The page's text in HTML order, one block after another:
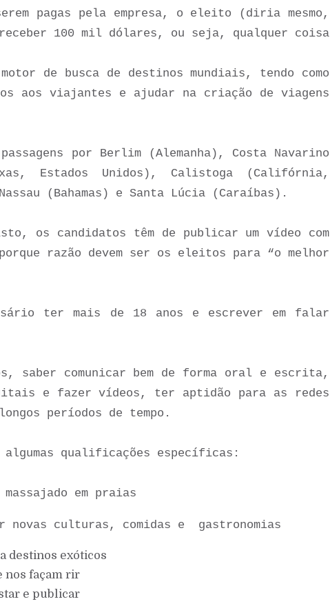
pagas pela empresa, o eleito (diria mesmo,
100 mil dólares, ou seja, qualquer coisa
de busca de destinos mundiais, tendo como
aos viajantes e ajudar na criação de viagens
por Berlim (Alemanha), Costa Navarino
Estados Unidos), Calistoga (Califórnia,
(Bahamas) e Santa Lúcia (Caraíbas).
os candidatos têm de publicar um vídeo com
razão devem ser os eleitos para “o melhor
ter mais de 18 anos e escrever em falar
saber comunicar bem de forma oral e escrita,
e fazer vídeos, ter aptidão para as redes
períodos de tempo.
qualificações específicas:
em praias
culturas, comidas e gastronomias
destinos exóticos
nos façam rir
e publicar